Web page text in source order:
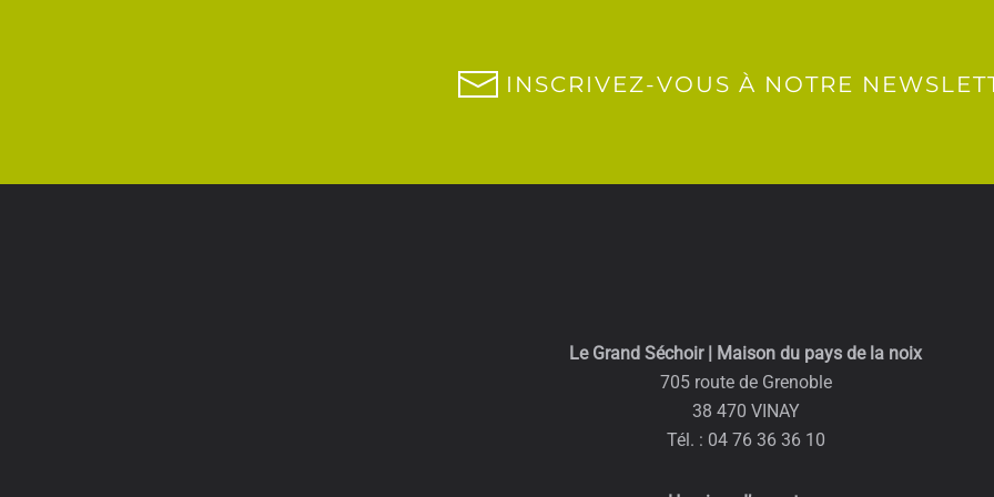
INSCRIVEZ-VOUS À NOTRE
Le Grand Séchoir | Maison du pays de la noix
705 route de Grenoble
38 470 VINAY
Tél. : 04 76 36 36 10